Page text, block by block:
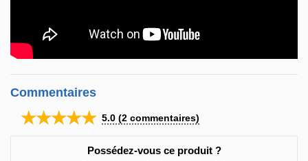
Commentaires
★★★★★ 5.0 (2 commentaires)
Possédez-vous ce produit ?